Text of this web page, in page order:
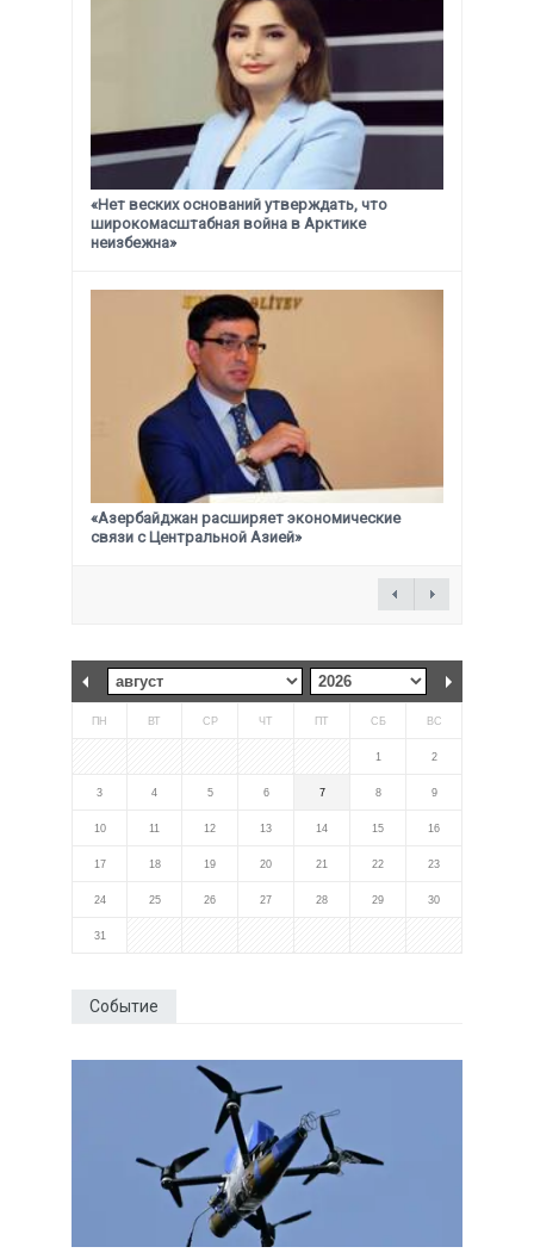
«Нет веских оснований утверждать, что
широкомасштабная война в Арктике
неизбежна»
«Азербайджан расширяет экономические
связи с Центральной Азией»
ПН ВТ СР ЧТ ПТ СБ ВС
1 2
3 4 5 6 7 8 9
10 11 12 13 14 15 16
17 18 19 20 21 22 23
24 25 26 27 28 29 30
31
Событие